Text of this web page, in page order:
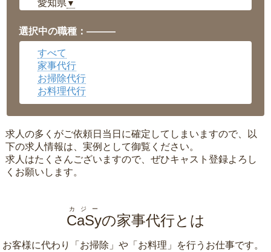
愛知県 ▼
岡山県▼
広島県▼
沖縄県
選択中の職種：———
すべて
家事代行
お掃除代行
お料理代行
求人の多くがご依頼日当日に確定してしまいますので、以
下の求人情報は、実例として御覧ください。
求人はたくさんございますので、ぜひキャスト登録よろし
くお願いします。
CaSy
カジー
の家事代行とは
お客様に代わり「 お掃除 」や「 お料理 」を行うお仕事です。